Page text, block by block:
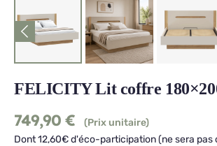
FELICITY Lit coffre
749,90 €
(Prix unitaire)
Dont 12,60€ d'éco-participation (ne sera pas